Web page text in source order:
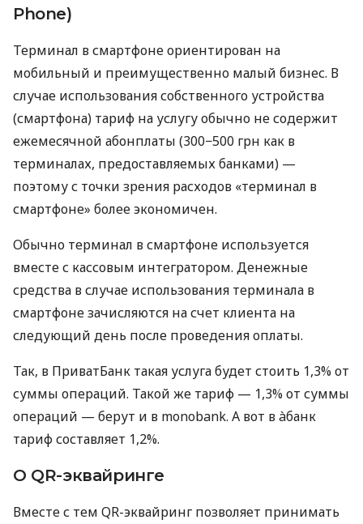
Phone)
Терминал в смартфоне ориентирован на
мобильный и преимущественно малый бизнес. В
случае использования собственного устройства
(смартфона) тариф на услугу обычно не содержит
ежемесячной абонплаты (300−500 грн как в
терминалах, предоставляемых банками) —
поэтому с точки зрения расходов «терминал в
смартфоне» более экономичен.
Обычно терминал в смартфоне используется
вместе с кассовым интегратором. Денежные
средства в случае использования терминала в
смартфоне зачисляются на счет клиента на
следующий день после проведения оплаты.
Так, в ПриватБанк такая услуга будет стоить 1,3% от
суммы операций. Такой же тариф — 1,3% от суммы
операций — берут и в monobank. А вот в àбанк
тариф составляет 1,2%.
О QR-эквайринге
Вместе с тем QR-эквайринг позволяет принимать